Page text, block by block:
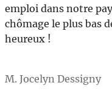
emploi dans notre
chômage le plus bas
heureux !
M. Jocelyn Dessigny